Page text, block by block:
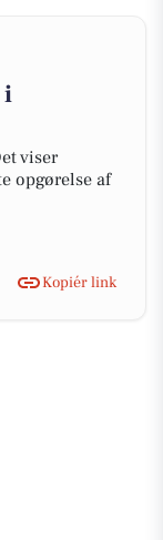
i
viser
opgørelse af
Kopiér link